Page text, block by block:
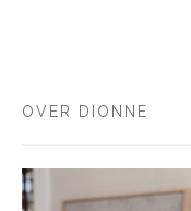
OVER DIONNE